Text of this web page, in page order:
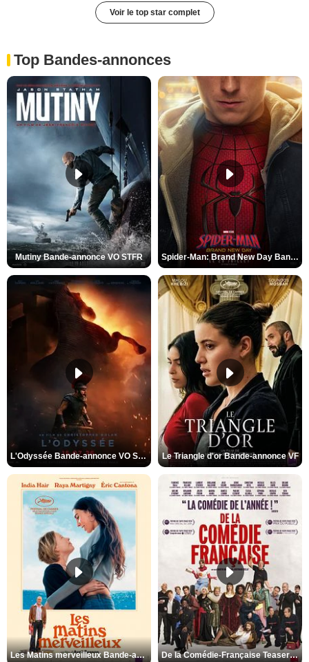
Voir le top star complet
Top Bandes-annonces
Mutiny Bande-annonce VO STFR Spider-Man: Brand New Day Bande-annonce VO STFR
L'Odyssée Bande-annonce VO STFR Le Triangle d'or Bande-annonce VF
Les Matins merveilleux Bande-annonce VF De la Comédie-Française Teaser VF